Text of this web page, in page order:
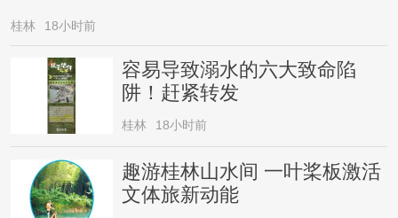
桂林 18小时前
容易导致溺水的六大致命陷
阱！赶紧转发
桂林 18小时前
趣游桂林山水间 一叶桨板激活
文体旅新动能